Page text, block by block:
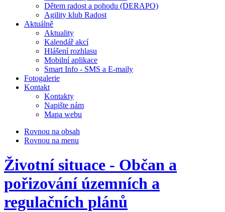
Dětem radost a pohodu (DERAPO)
Agility klub Radost
Aktuálně
Aktuality
Kalendář akcí
Hlášení rozhlasu
Mobilní aplikace
Smart Info - SMS a E-maily
Fotogalerie
Kontakt
Kontakty
Napište nám
Mapa webu
Rovnou na obsah
Rovnou na menu
Životní situace - Občan a
pořizování územních a
regulačních plánů